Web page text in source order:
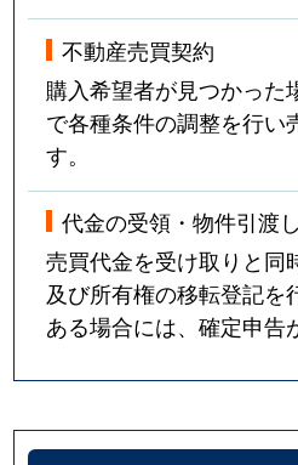
不動産売買契約
購入希望者が見つかった
で各種条件の調整を行い
す。
代金の受領・物件引渡し
売買代金を受け取りと同
及び所有権の移転登記を
ある場合には、確定申告